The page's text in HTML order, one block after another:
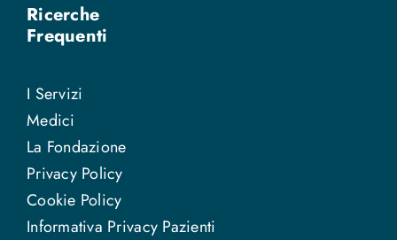
Ricerche
Frequenti
I Servizi
Medici
La Fondazione
Privacy Policy
Cookie Policy
Informativa Privacy Pazienti